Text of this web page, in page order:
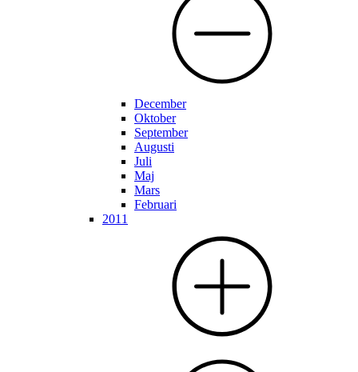
December
Oktober
September
Augusti
Juli
Maj
Mars
Februari
2011